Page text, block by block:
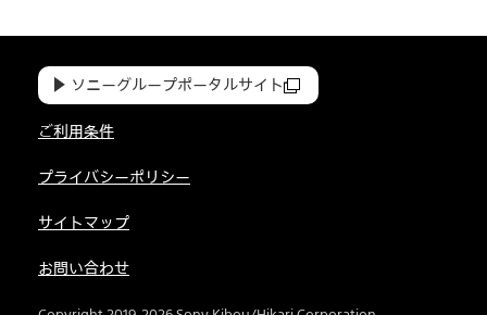
ソニーグループポータルサイト
ご利用条件
プライバシーポリシー
サイトマップ
お問い合わせ